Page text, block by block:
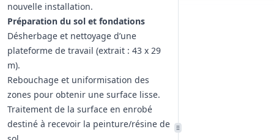
nouvelle installation.
Préparation du sol et fondations
Désherbage et nettoyage d’une
plateforme de travail (extrait : 43 x 29
m).
Rebouchage et uniformisation des
zones pour obtenir une surface lisse.
Traitement de la surface en enrobé
destiné à recevoir la peinture/résine de